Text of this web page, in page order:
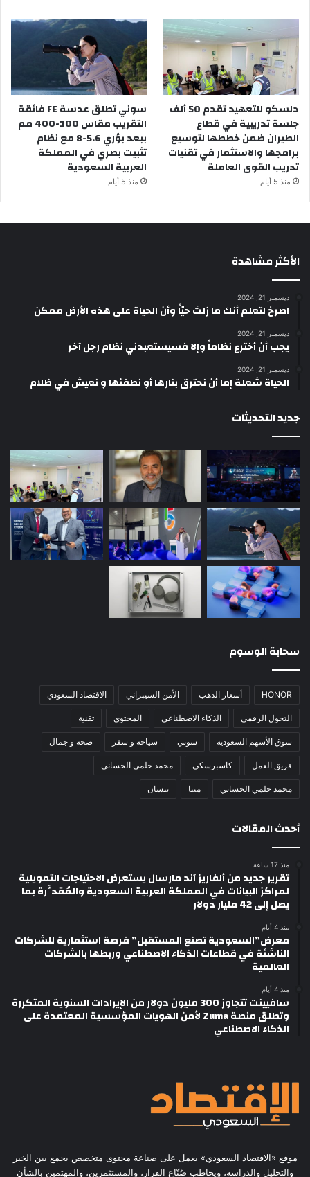
دلسكو للتعهيد تقدم 50 ألف
جلسة تدريبية في قطاع
الطيران ضمن خططها لتوسيع
برامجها والاستثمار في تقنيات
تدريب القوى العاملة
منذ 5 أيام
سوني تطلق عدسة FE فائقة
التقريب مقاس 100-400 مم
ببعد بؤري 5.6-8 مع نظام
تثبيت بصري في المملكة
العربية السعودية
منذ 5 أيام
الأكثر مشاهدة
ديسمبر 21, 2024
‫اصرخ لتعلم أنك ما زلتَ حيّاً وأن الحياة على هذه الأرض ممكن
ديسمبر 21, 2024
يجب أن أخترع نظاماً وإلا فسيستعبدني نظام رجل آخر
ديسمبر 21, 2024
الحياة شعلة إما أن نحترق بنارها أو نطفئها و نعيش في ظلام
جديد التحديثات
سحابة الوسوم
HONOR أسعار الذهب الأمن السيبراني الاقتصاد السعودي
التحول الرقمي الذكاء الاصطناعي المحتوى تقنية
سوق الأسهم السعودية سوني سياحة و سفر صحة و جمال
فريق العمل كاسبرسكي محمد حلمى الحسانى
محمد حلمي الحساني ميتا نيسان
أحدث المقالات
منذ 17 ساعة
تقرير جديد من ألفاريز آند مارسال يستعرض الاحتياجات التمويلية
لمراكز البيانات في المملكة العربية السعودية والمُقدَّرة بما
يصل إلى 42 مليار دولار
منذ 4 أيام
معرض”السعودية تصنع المستقبل” فرصة استثمارية للشركات
الناشئة في قطاعات الذكاء الاصطناعي وربطها بالشركات
العالمية
منذ 4 أيام
سافيينت تتجاوز 300 مليون دولار من الإيرادات السنوية المتكررة
وتطلق منصة Zuma لأمن الهويات المؤسسية المعتمدة على
الذكاء الاصطناعي
موقع «الاقتصاد السعودي» يعمل على صناعة محتوى متخصص يجمع بين الخبر
والتحليل والدراسة، ويخاطب صُنّاع القرار، والمستثمرين، والمهتمين بالشأن